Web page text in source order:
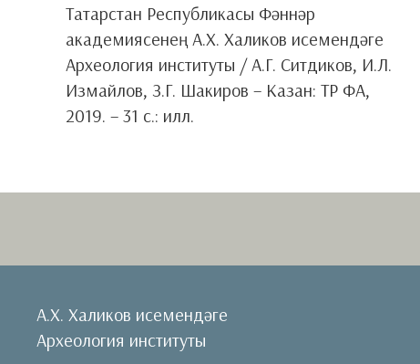
Татарстан Республикасы Фәннәр
академиясенең А.Х. Халиков исемендәге
Археология институты / А.Г. Ситдиков, И.Л.
Измайлов, З.Г. Шакиров – Казан: ТР ФА,
2019. – 31 с.: илл.
А.Х. Халиков исемендәге
Археология институты